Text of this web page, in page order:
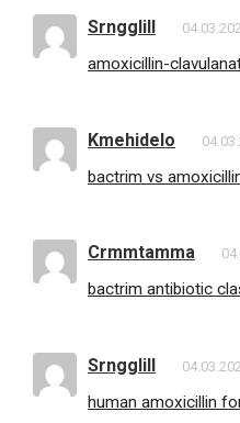
Srngglill
amoxicillin-
Kmehidelo
bactrim vs
Crmmtamma
bactrim antibiotic
Srngglill
human amoxicillin